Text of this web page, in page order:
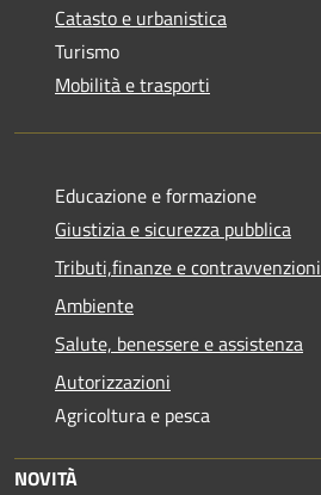
Catasto e urbanistica
Turismo
Mobilità e trasporti
Educazione e formazione
Giustizia e sicurezza pubblica
Tributi,finanze e contravvenzioni
Ambiente
Salute, benessere e assistenza
Autorizzazioni
Agricoltura e pesca
NOVITÀ